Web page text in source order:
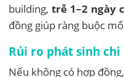
building,trễ 1–2 ngày
đồng giúp ràng buộc
Rủi ro phát sinh
Nếu không có hợp